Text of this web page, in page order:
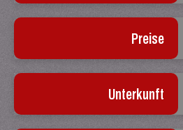
Preise
Unterkunft